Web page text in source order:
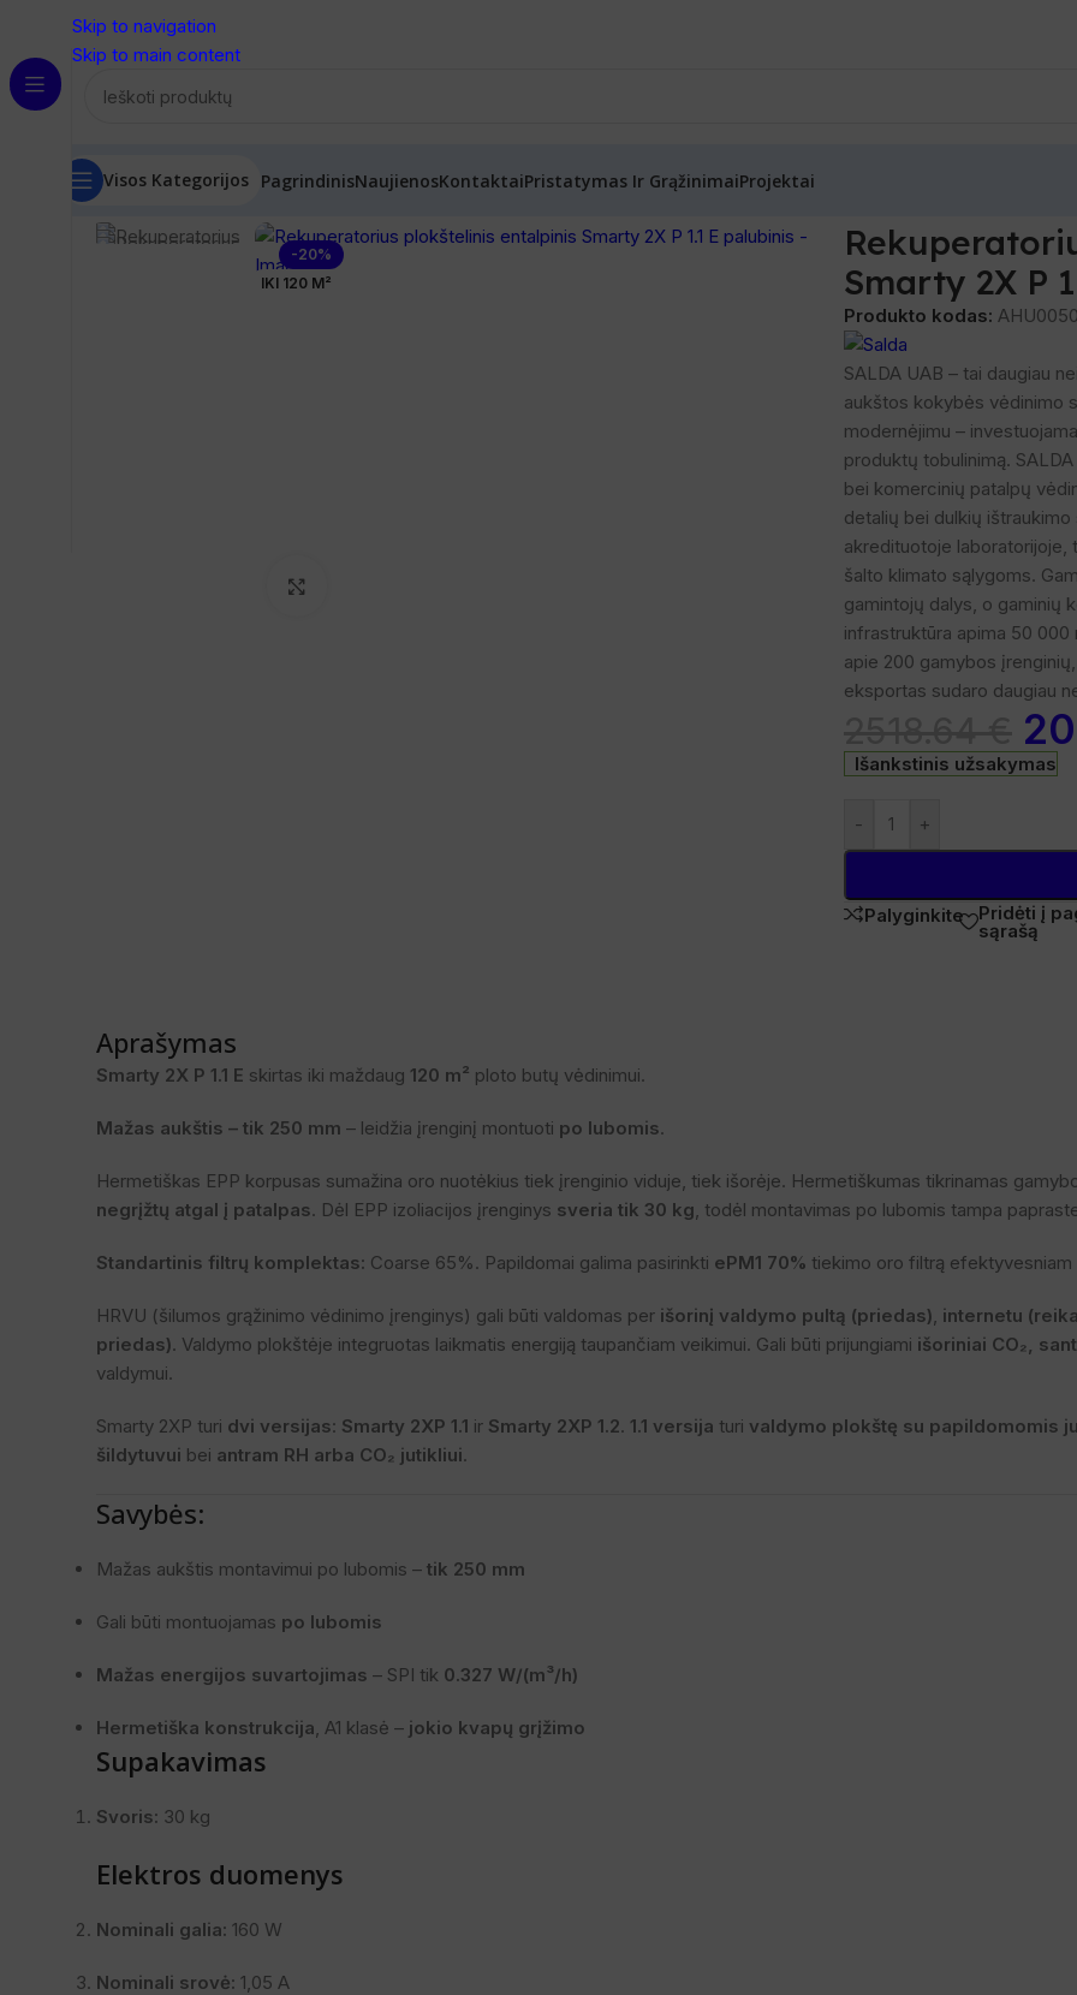
Skip to navigation
Skip to main content
Visos Kategorijos PagrindinisNaujienosKontaktaiPristatymas Ir GrąžinimaiProjektai
Pradžia
-20%
IKI 120 M²
Smarty 2X P
Produkto kodas:
SALDA UAB – tai daugiau
aukštos kokybės vėdinimo
modernėjimu –
produktų tobulinimą.
bei komercinių patalpų
detalių bei dulkių
akredituotoje laboratorijoje,
šalto klimato sąlygoms.
gamintojų dalys, o gaminių
infrastruktūra apima 50 000
apie 200 gamybos
eksportas sudaro daugiau
Išankstinis užsakymas
- +
Palyginkite Pridėti į
sąrašą
Aprašymas
Smarty 2X P 1.1 E skirtas iki maždaug 120 m² ploto butų vėdinimui.
Mažas aukštis – tik 250 mm – leidžia įrenginį montuoti po lubomis.
Hermetiškas EPP korpusas sumažina oro nuotėkius tiek įrenginio viduje, tiek išorėje. Hermetiškumas tikrinamas
negrįžtų atgal į patalpas. Dėl EPP izoliacijos įrenginys sveria tik 30 kg, todėl montavimas po lubomis tampa
Standartinis filtrų komplektas: Coarse 65%. Papildomai galima pasirinkti ePM1 70% tiekimo oro filtrą
HRVU (šilumos grąžinimo vėdinimo įrenginys) gali būti valdomas per išorinį valdymo pultą (priedas), internetu
priedas). Valdymo plokštėje integruotas laikmatis energiją taupančiam veikimui. Gali būti prijungiami išoriniai CO₂,
valdymui.
Smarty 2XP turi dvi versijas: Smarty 2XP 1.1 ir Smarty 2XP 1.2. 1.1 versija turi valdymo plokštę su papildomomis
šildytuvui bei antram RH arba CO₂ jutikliui.
Savybės:
Mažas aukštis montavimui po lubomis – tik 250 mm
Gali būti montuojamas po lubomis
Mažas energijos suvartojimas – SPI tik 0.327 W/(m³/h)
Hermetiška konstrukcija, A1 klasė – jokio kvapų grįžimo
Supakavimas
Svoris: 30 kg
Elektros duomenys
Nominali galia: 160 W
Nominali srovė: 1,05 A